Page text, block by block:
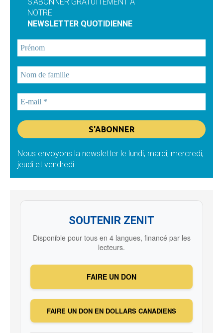
NOTRE
NEWSLETTER QUOTIDIENNE
Nous envoyons la newsletter le lundi, mardi, mercredi,
jeudi et vendredi
SOUTENIR ZENIT
Disponible pour tous en 4 langues, financé par les
lecteurs.
FAIRE UN DON
FAIRE UN DON EN DOLLARS CANADIENS